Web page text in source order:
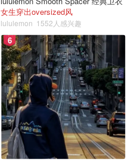
女生穿出oversized风
lululemon 1552人感兴趣
6